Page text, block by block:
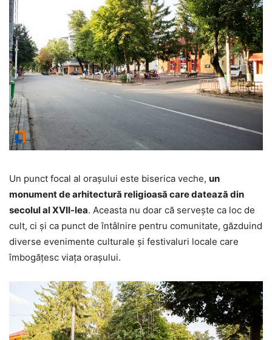
Un punct focal al orașului este biserica veche, un
monument de arhitectură religioasă care datează din
secolul al XVII-lea. Aceasta nu doar că servește ca loc de
cult, ci și ca punct de întâlnire pentru comunitate, găzduind
diverse evenimente culturale și festivaluri locale care
îmbogățesc viața orașului.